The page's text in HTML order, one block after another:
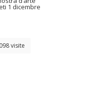
visite